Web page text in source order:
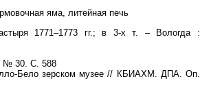
яма, литейная печь
1771–1773 гг.; в 3-х т. – Вологда :
№ 30. С. 588
Бело зерском музее // КБИАХМ. ДПА. Оп.